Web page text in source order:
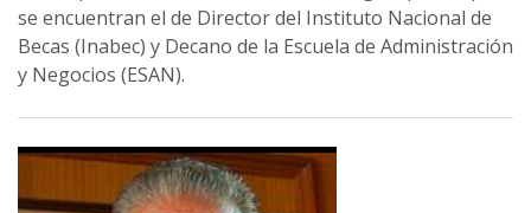
se encuentran el de Director del Instituto Nacional de
Becas (Inabec) y Decano de la Escuela de Administración
y Negocios (ESAN).